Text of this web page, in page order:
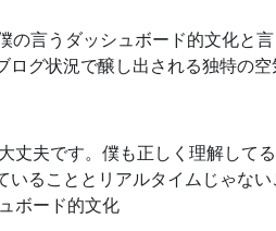
の言うダッシュボード的文化と
ログ状況で醸し出される独特の
丈夫です。僕も正しく理解して
いることとリアルタイムじゃな
ボード的文化